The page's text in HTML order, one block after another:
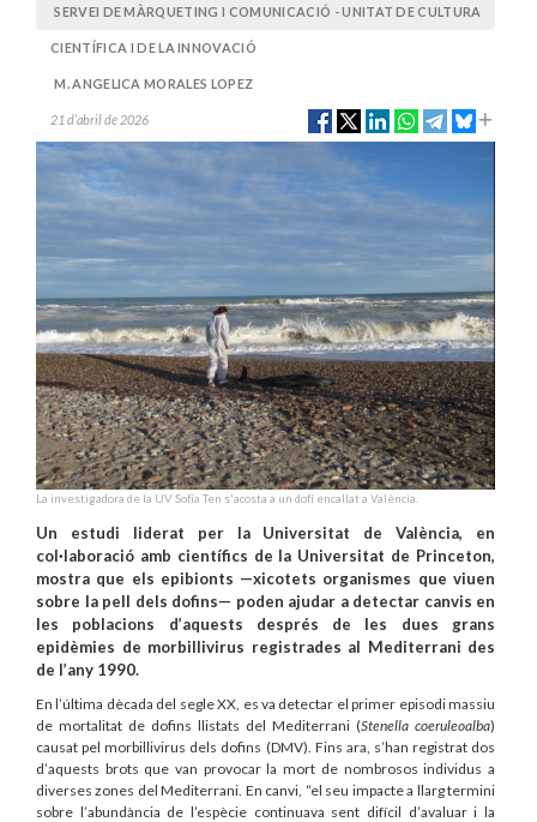
SERVEI DE MÀRQUETING I COMUNICACIÓ - UNITAT DE CULTURA
CIENTÍFICA I DE LA INNOVACIÓ
M. ANGELICA MORALES LOPEZ
21 d’abril de 2026
La investigadora de la UV Sofía Ten s'acosta a un dofí encallat a València.
Un estudi liderat per la Universitat de València, en
col·laboració amb científics de la Universitat de Princeton,
mostra que els epibionts —xicotets organismes que viuen
sobre la pell dels dofins— poden ajudar a detectar canvis en
les poblacions d’aquests després de les dues grans
epidèmies de morbillivirus registrades al Mediterrani des
de l’any 1990.
En l’última dècada del segle XX, es va detectar el primer episodi massiu
de mortalitat de dofins llistats del Mediterrani (Stenella coeruleoalba)
causat pel morbillivirus dels dofins (DMV). Fins ara, s’han registrat dos
d’aquests brots que van provocar la mort de nombrosos individus a
diverses zones del Mediterrani. En canvi, “el seu impacte a llarg termini
sobre l’abundància de l’espècie continuava sent difícil d’avaluar i la